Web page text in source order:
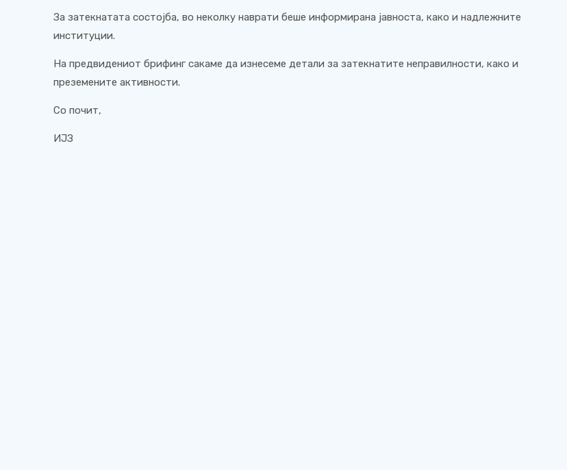
За затекнатата состојба, во неколку наврати беше информирана јавноста, како и надлежните
институции.
На предвидениот брифинг сакаме да изнесеме детали за затекнатите неправилности, како и
преземените активности.
Со почит,
ИЈЗ